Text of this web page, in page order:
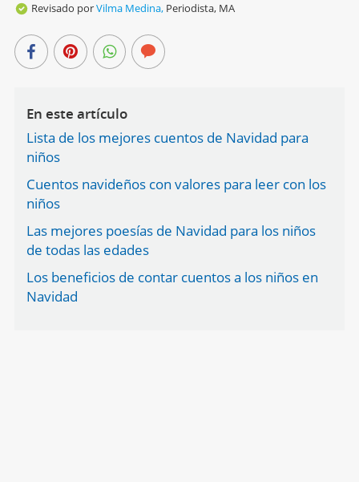
Revisado porVilma Medina, Periodista, MA
En este artículo
Lista de los mejores cuentos de Navidad para
niños
Cuentos navideños con valores para leer con los
niños
Las mejores poesías de Navidad para los niños
de todas las edades
Los beneficios de contar cuentos a los niños en
Navidad